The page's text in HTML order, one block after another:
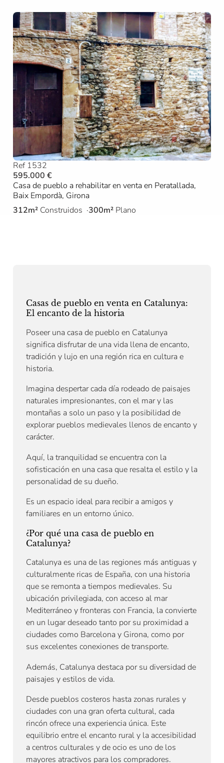
Ref 1532
595.000 €
Casa de pueblo a rehabilitar en venta en Peratallada,
Baix Empordà, Girona
312m² Construidos 300m² Plano
Casas de pueblo en venta en Catalunya:
El encanto de la historia
Poseer una casa de pueblo en Catalunya
significa disfrutar de una vida llena de encanto,
tradición y lujo en una región rica en cultura e
historia.
Imagina despertar cada día rodeado de paisajes
naturales impresionantes, con el mar y las
montañas a solo un paso y la posibilidad de
explorar pueblos medievales llenos de encanto y
carácter.
Aquí, la tranquilidad se encuentra con la
sofisticación en una casa que resalta el estilo y la
personalidad de su dueño.
Es un espacio ideal para recibir a amigos y
familiares en un entorno único.
¿Por qué una casa de pueblo en
Catalunya?
Catalunya es una de las regiones más antiguas y
culturalmente ricas de España, con una historia
que se remonta a tiempos medievales. Su
ubicación privilegiada, con acceso al mar
Mediterráneo y fronteras con Francia, la convierte
en un lugar deseado tanto por su proximidad a
ciudades como Barcelona y Girona, como por
sus excelentes conexiones de transporte.
Además, Catalunya destaca por su diversidad de
paisajes y estilos de vida.
Desde pueblos costeros hasta zonas rurales y
ciudades con una gran oferta cultural, cada
rincón ofrece una experiencia única. Este
equilibrio entre el encanto rural y la accesibilidad
a centros culturales y de ocio es uno de los
mayores atractivos para los compradores.